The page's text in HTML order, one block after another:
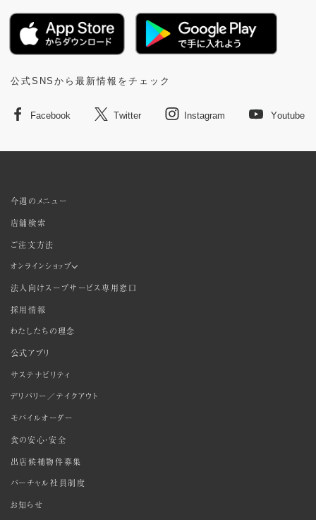
公式SNSから最新情報をチェック
Facebook Twitter Instagram Youtube
今週のメニュー
店舗検索
ご注文方法
オンラインショップ
法人向けスープサービス専用窓口
採用情報
わたしたちの理念
公式アプリ
サステナビリティ
デリバリー／テイクアウト
モバイルオーダー
食の安心・安全
出店候補物件募集
バーチャル社員制度
お知らせ